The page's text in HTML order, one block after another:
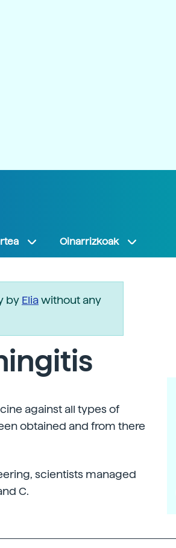
Oinarrizkoak
by Eliawithout any
against all types of
obtained and from there
scientists managed
C.